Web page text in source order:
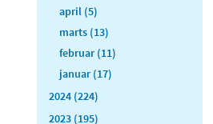
april (5)
marts (13)
februar (11)
januar (17)
2024 (224)
2023 (195)